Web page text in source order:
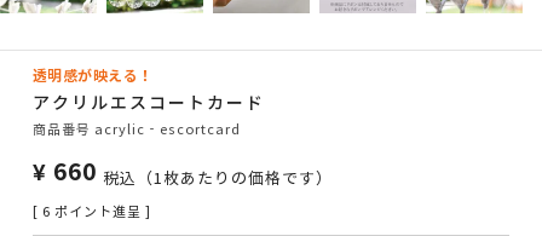
透明感が映える！
アクリルエスコートカード
商品番号 acrylic‐escortcard
¥ 660 税込 （1枚あたりの価格です）
[ 6 ポイント進呈 ]